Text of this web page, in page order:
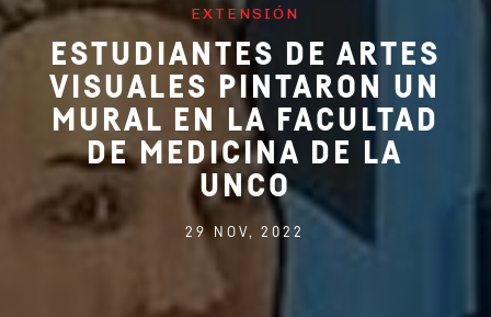
EXTENSIÓN
ESTUDIANTES DE ARTES
VISUALES PINTARON UN
MURAL EN LA FACULTAD
DE MEDICINA DE LA
UNCO
29 NOV, 2022